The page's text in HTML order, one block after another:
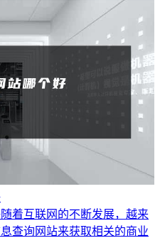
着互联网的不断发展，越来
查询网站来获取相关的商业